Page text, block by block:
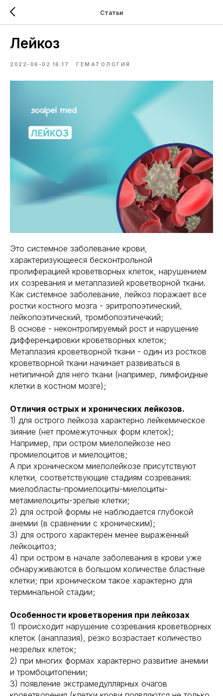
Статьи
Лейкоз
2022-06-02 16:17 ГЕМАТОЛОГИЯ
Это системное заболевание крови,
характеризующееся бесконтрольной
пролиферацией кроветворных клеток, нарушением
их созревания и метаплазией кроветворной ткани.
Как системное заболевание, лейкоз поражает все
ростки костного мозга - эритропоэтический,
лейкопоэтический, тромбопоэтичечкий;
В основе - неконтролируемый рост и нарушение
дифференцировки кроветворных клеток;
Метаплазия кроветворной ткани - один из ростков
кроветворной ткани начинает развиваться в
нетипичной для него ткани (например, лимфоидные
клетки в костном мозге);
Отличия острых и хронических лейкозов.
1) для острого лейкоза характерно лейкемическое
зияние (нет промежуточных форм клеток);
Например, при остром миелолейкозе нео
промиелоцитов и миелоцитов;
А при хроническом миелолейкозе присутствуют
клетки, соответствующие стадиям созревания:
миелобласты-промиелоциты-миелоциты-
метамиелоциты-зрелые клетки;
2) для острой формы не наблюдается глубокой
анемии (в сравнении с хроническим);
3) для острого характерен менее выраженный
лейкоцитоз;
4) при остром в начале заболевания в крови уже
обнаруживаются в большом количестве бластные
клетки; при хроническом такое характерно для
терминальной стадии;
Особенности кроветворения при лейкозах
1) происходит нарушение созревания кроветворных
клеток (анаплазия), резко возрастает количество
незрелых клеток;
2) при многих формах характерно развитие анемии
и тромбоцитопении;
3) появление экстрамедуллярных очагов